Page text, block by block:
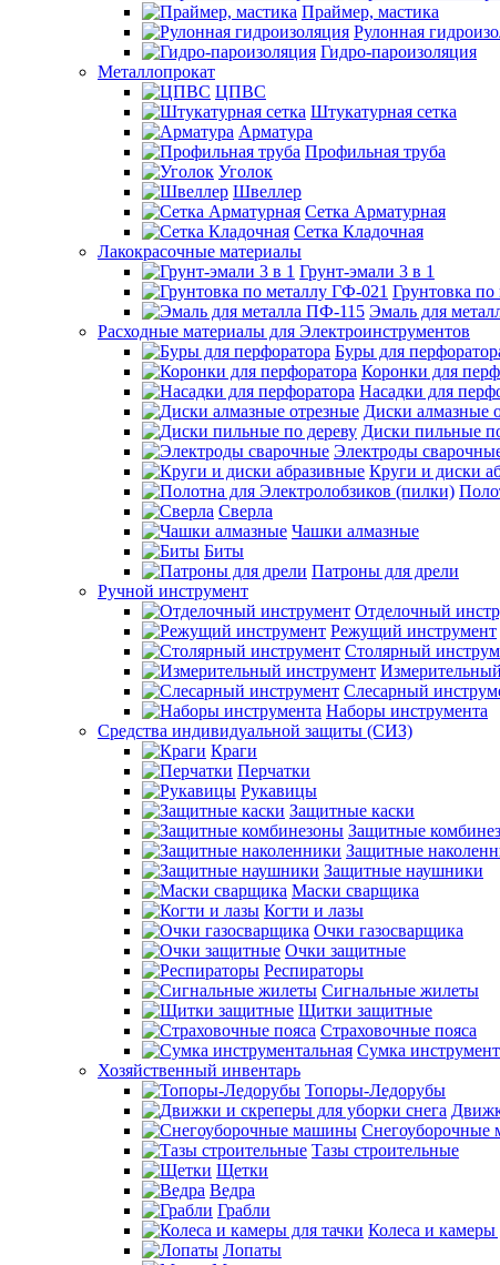
Праймер, мастика
Рулонная
Гидро-пароизоляция
Металлопрокат
ЦПВС
Штукатурная сетка
Арматура
Профильная труба
Уголок
Швеллер
Сетка Арматурная
Сетка Кладочная
Лакокрасочные материалы
Грунт-эмали 3 в 1
Грунтовка
Эмаль для
Расходные материалы для Электроинструментов
Буры для
Коронки для
Насадки для
Диски алмазные
Диски пильные
Электроды
Круги и диски
Сверла
Чашки алмазные
Биты
Патроны для дрели
Ручной инструмент
Отделочный
Режущий инструмент
Столярный
Слесарный
Наборы инструмента
Средства индивидуальной защиты (СИЗ)
Краги
Перчатки
Рукавицы
Защитные каски
Защитные
Защитные
Защитные наушники
Маски сварщика
Когти и лазы
Очки газосварщика
Очки защитные
Респираторы
Сигнальные жилеты
Щитки защитные
Страховочные пояса
Сумка
Хозяйственный инвентарь
Топоры-Ледорубы
Тазы строительные
Щетки
Ведра
Грабли
Колеса и камеры
Лопаты